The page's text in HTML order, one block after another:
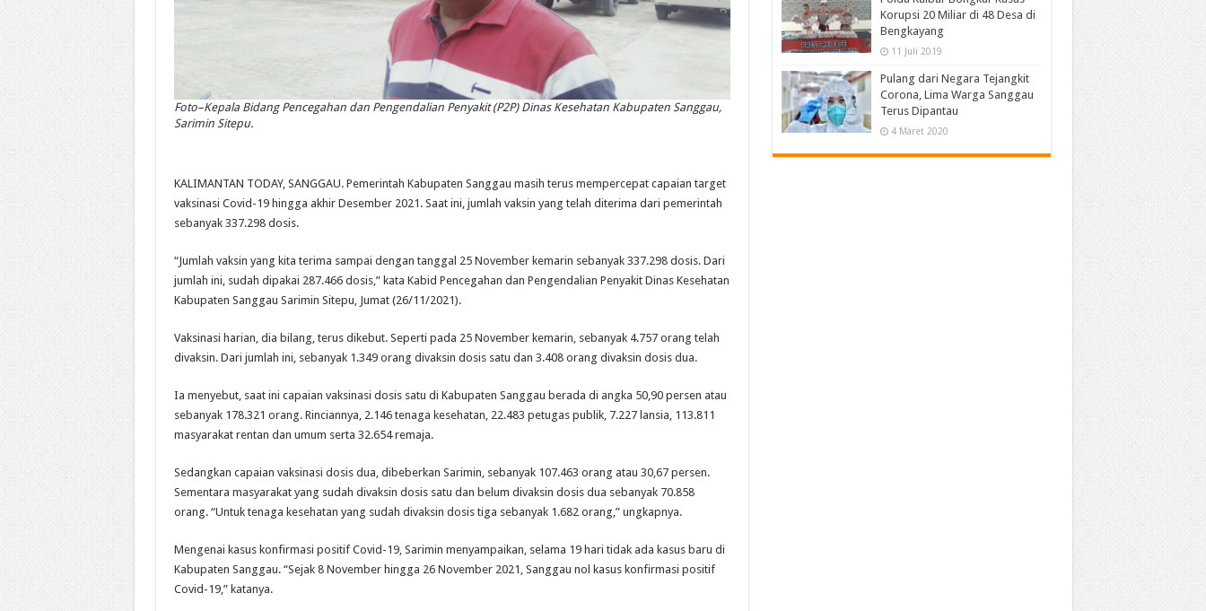
Foto–Kepala Bidang Pencegahan dan Pengendalian Penyakit (P2P) Dinas Kesehatan Kabupaten Sanggau,
Sarimin Sitepu.
KALIMANTAN TODAY, SANGGAU. Pemerintah Kabupaten Sanggau masih terus mempercepat capaian target
vaksinasi Covid-19 hingga akhir Desember 2021. Saat ini, jumlah vaksin yang telah diterima dari pemerintah
sebanyak 337.298 dosis.
“Jumlah vaksin yang kita terima sampai dengan tanggal 25 November kemarin sebanyak 337.298 dosis. Dari
jumlah ini, sudah dipakai 287.466 dosis,” kata Kabid Pencegahan dan Pengendalian Penyakit Dinas Kesehatan
Kabupaten Sanggau Sarimin Sitepu, Jumat (26/11/2021).
Vaksinasi harian, dia bilang, terus dikebut. Seperti pada 25 November kemarin, sebanyak 4.757 orang telah
divaksin. Dari jumlah ini, sebanyak 1.349 orang divaksin dosis satu dan 3.408 orang divaksin dosis dua.
Ia menyebut, saat ini capaian vaksinasi dosis satu di Kabupaten Sanggau berada di angka 50,90 persen atau
sebanyak 178.321 orang. Rinciannya, 2.146 tenaga kesehatan, 22.483 petugas publik, 7.227 lansia, 113.811
masyarakat rentan dan umum serta 32.654 remaja.
Sedangkan capaian vaksinasi dosis dua, dibeberkan Sarimin, sebanyak 107.463 orang atau 30,67 persen.
Sementara masyarakat yang sudah divaksin dosis satu dan belum divaksin dosis dua sebanyak 70.858
orang. “Untuk tenaga kesehatan yang sudah divaksin dosis tiga sebanyak 1.682 orang,” ungkapnya.
Mengenai kasus konfirmasi positif Covid-19, Sarimin menyampaikan, selama 19 hari tidak ada kasus baru di
Kabupaten Sanggau. “Sejak 8 November hingga 26 November 2021, Sanggau nol kasus konfirmasi positif
Covid-19,” katanya.
Korupsi 20 Miliar di 48 Desa di
Bengkayang
11 Juli 2019
Pulang dari Negara Tejangkit
Corona, Lima Warga Sanggau
Terus Dipantau
4 Maret 2020